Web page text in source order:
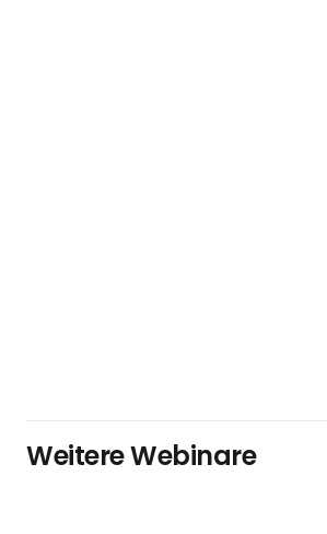
Weitere Webinare